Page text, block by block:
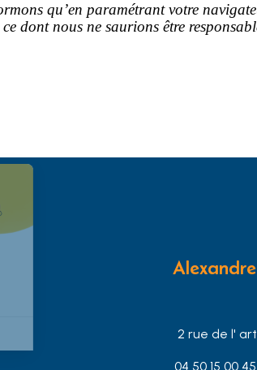
qu’en paramétrant votre
dont nous ne saurions être
Alexandre
2 rue de l'
04 50 15 00 45